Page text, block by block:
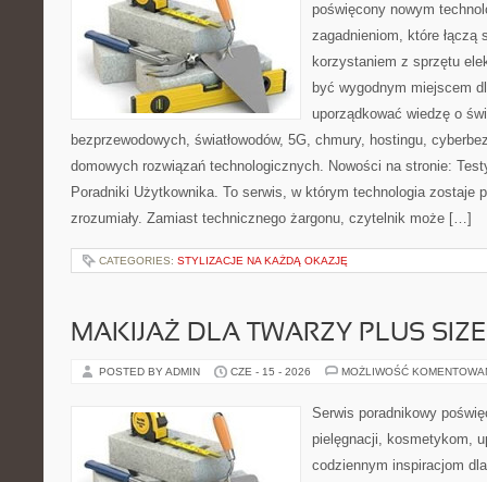
poświęcony nowym
zagadnieniom, które łączą
korzystaniem z sprzętu
być wygodnym miejscem
uporządkować wiedzę o
bezprzewodowych, światłowodów, 5G, chmury, hostingu,
domowych rozwiązań technologicznych. Nowości na stronie:
Poradniki Użytkownika. To serwis, w którym technologia zostaje
zrozumiały. Zamiast technicznego żargonu, czytelnik może […]
CATEGORIES: STYLIZACJE NA KAŻDĄ OKAZJĘ
MAKIJAŻ DLA TWARZY PLUS SIZE
POSTED BY ADMIN CZE - 15 - 2026 MOŻLIWOŚĆ
Serwis poradnikowy
pielęgnacji, kosmetykom,
codziennym inspiracjom